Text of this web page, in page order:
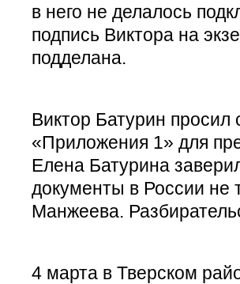
в него не делалось
подпись Виктора на
подделана.
Виктор Батурин
«Приложения 1» для
Елена Батурина
документы в России не
Манжеева.
4 марта в Тверском